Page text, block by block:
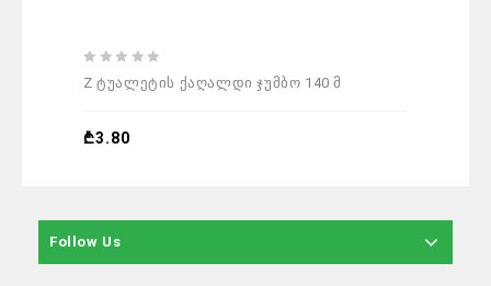
out
5
Z ტუალეტის ქაღალდი ჯუმბო 140 მ
₾3.80
Follow Us